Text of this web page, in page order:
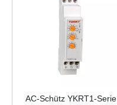
AC-Schütz YKRT1-Serie